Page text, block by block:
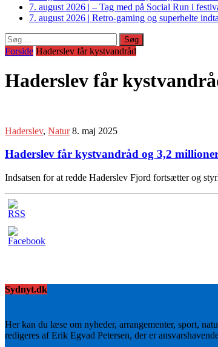
7. august 2026 | – Tag med på Social Run i
7. august 2026 | Retro-gaming og superhelte
Søg
efter:
Forside Haderslev får kystvandråd
Haderslev får
Haderslev, Natur 8. maj 2025
Haderslev får kystvandråd og 3,2
Indsatsen for at redde Haderslev Fjord fortsætter og
Sydnyt.dk
Her kan du læse om nyheder, arrangementer, sport,
redigeres af Erik Egvad Petersen, der er